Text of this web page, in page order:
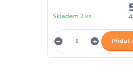
Skladem 2 ks
Přidat